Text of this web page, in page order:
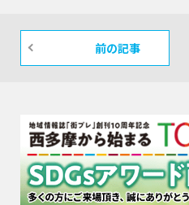
前の記事